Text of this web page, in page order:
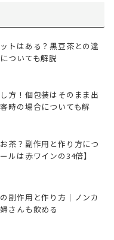
トはある？黒豆茶との違
ついても解説
方！個包装はそのまま出
時の場合についても解
茶？副作用と作り方につ
ルは赤ワインの34倍】
副作用と作り方｜ノンカ
さんも飲める